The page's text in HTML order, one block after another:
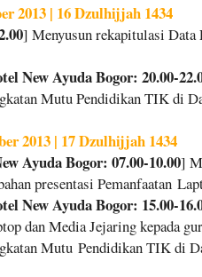
2013 | 16 Dzulhijjah 1434
] Menyusun rekapitulasi
New Ayuda Bogor: 20.00-
Mutu Pendidikan TIK di
2013 | 17 Dzulhijjah 1434
Ayuda Bogor: 07.00-10.00]
presentasi Pemanfaatan
New Ayuda Bogor: 15.00-
dan Media Jejaring kepada
Mutu Pendidikan TIK di